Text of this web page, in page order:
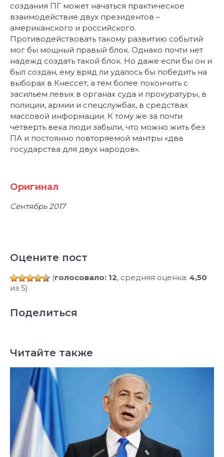
создания ПГ может начаться практическое
взаимодействие двух президентов –
американского и российского.
Противодействовать такому развитию событий
мог бы мощный правый блок. Однако почти нет
надежд создать такой блок. Но даже если бы он и
был создан, ему вряд ли удалось бы победить на
выборах в Кнессет, а тем более покончить с
засильем левых в органах суда и прокуратуры, в
полиции, армии и спецслужбах, в средствах
массовой информации. К тому же за почти
четверть века люди забыли, что можно жить без
ПА и постоянно повторяемой мантры «два
государства для двух народов».
Оригинал
Сентябрь 2017
Оцените пост
(голосовало: 12, средняя оценка: 4,50
из 5)
Поделиться
Читайте также